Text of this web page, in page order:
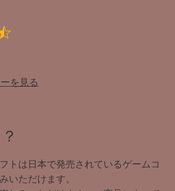
を見る
トは日本で発売されているゲームコ
いただけます。